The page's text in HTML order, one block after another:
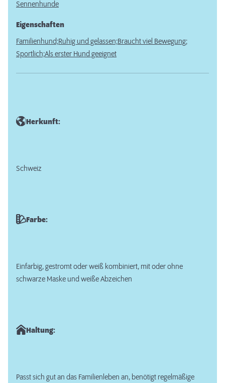
Sennenhunde
Eigenschaften
Familienhund;Ruhig und gelassen;Braucht viel Bewegung;
Sportlich;Als erster Hund geeignet
Herkunft:
Schweiz
Farbe:
Einfarbig, gestromt oder weiß kombiniert, mit oder ohne
schwarze Maske und weiße Abzeichen
Haltung:
Passt sich gut an das Familienleben an, benötigt regelmäßige